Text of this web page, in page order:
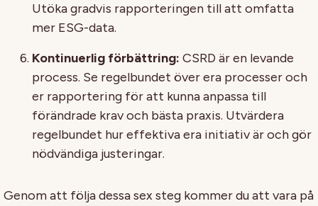
Utöka gradvis rapporteringen till att omfatta
mer ESG-data.
Kontinuerlig förbättring: CSRD är en levande
process. Se regelbundet över era processer och
er rapportering för att kunna anpassa till
förändrade krav och bästa praxis. Utvärdera
regelbundet hur effektiva era initiativ är och gör
nödvändiga justeringar.
Genom att följa dessa sex steg kommer du att vara på